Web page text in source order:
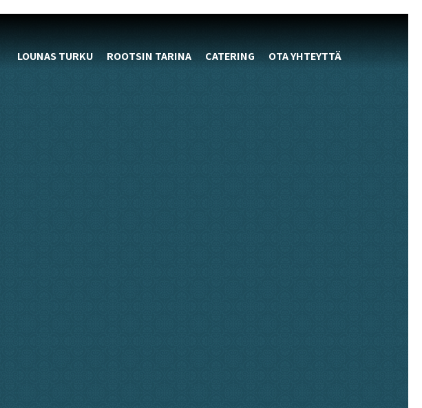
LOUNAS TURKU ROOTSIN TARINA CATERING OTA YHTEYTTÄ